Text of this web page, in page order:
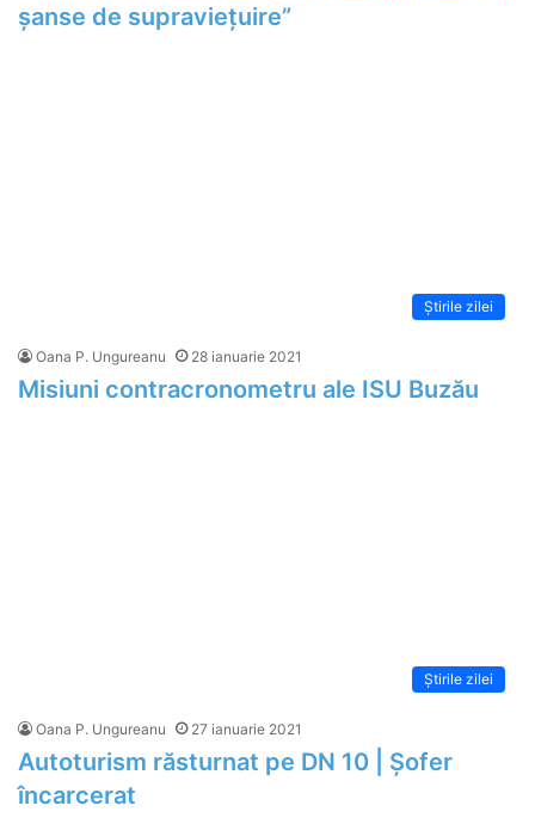
șanse de supraviețuire”
Știrile zilei
Oana P. Ungureanu 28 ianuarie 2021
Misiuni contracronometru ale ISU Buzău
Știrile zilei
Oana P. Ungureanu 27 ianuarie 2021
Autoturism răsturnat pe DN 10 | Șofer
încarcerat